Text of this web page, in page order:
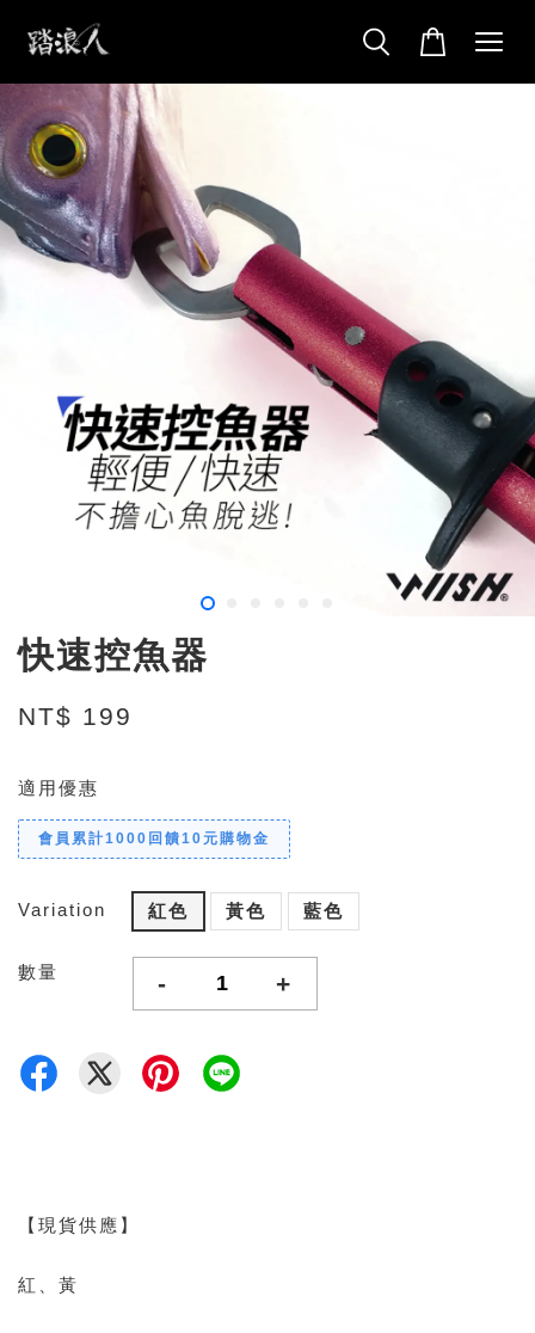
快速控魚器
NT$ 199
適用優惠
會員累計1000回饋10元購物金
Variation 紅色 黃色 藍色
數量 - +
【現貨供應】
紅、黃